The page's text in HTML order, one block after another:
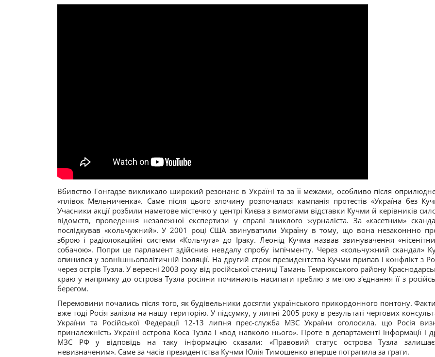
Вбивство Гонгадзе викликало широкий резонанс в Україні та за її межами, особливо після
«плівок Мельниченка». Саме після цього злочину розпочалася кампанія протестів «Україна без
Учасники акції розбили наметове містечко у центрі Києва з вимогами відставки Кучми й керівників
відомств, проведення незалежної експертизи у справі зниклого журналіста. За «касетним»
послідкував «кольчужний». У 2001 році США звинуватили Україну в тому, що вона незаконнно
зброю і радіолокаційні системи «Кольчуга» до Іраку. Леонід Кучма назвав звинувачення
собачою». Попри це парламент здійснив невдалу спробу імпічменту. Через «кольчужний скандал»
опинився у зовнішньополітичній ізоляції. На другий строк президентства Кучми припав і конфлікт з
через острів Тузла. У вересні 2003 року від російської станиці Тамань Темрюкського району
краю у напрямку до острова Тузла росіяни починають насипати греблю з метою з'єднання її з
берегом.
Перемовини почались після того, як будівельники досягли українського прикордонного понтону.
вже тоді Росія залізла на нашу територію. У підсумку, у липні 2005 року в результаті чергових
України та Російської Федерації 12-13 липня прес-служба МЗС України оголосила, що Росія
приналежність Україні острова Коса Тузла і «вод навколо нього». Проте в департаменті інформації і
МЗС РФ у відповідь на таку інформацію сказали: «Правовий статус острова Тузла
невизначеним». Саме за часів президентства Кучми Юлія Тимошенко вперше потрапила за ґрати.